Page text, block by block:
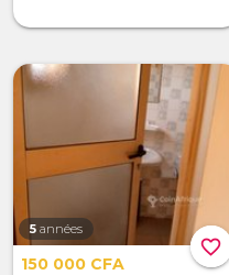
favorite_border
5 années
150 000 CFA